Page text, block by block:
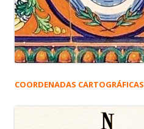
COORDENADAS CARTOGRÁFICAS